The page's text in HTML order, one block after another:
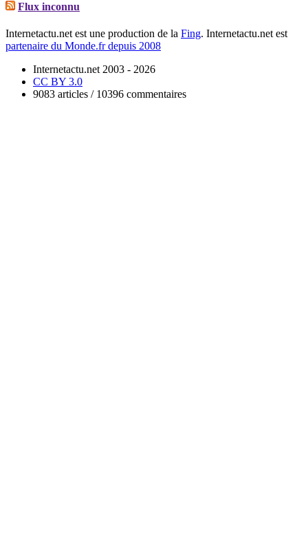
Flux inconnu
Internetactu.net est une production de la Fing. Internetactu.net est
partenaire du Monde.fr depuis 2008
Internetactu.net 2003 - 2026
CC BY 3.0
9083 articles / 10396 commentaires